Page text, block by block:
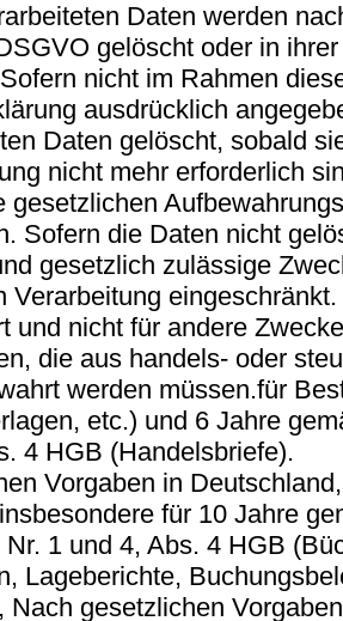
Daten werden
gelöscht oder in
nicht im Rahmen
ausdrücklich
Daten gelöscht, sobald
nicht mehr erforderlich
gesetzlichen
Sofern die Daten nicht
gesetzlich zulässige
Verarbeitung
und nicht für andere
die aus handels- oder
werden müssen.für
etc.) und 6 Jahre
4 HGB (Handelsbriefe).
Vorgaben in
für 10 Jahre
1 und 4, Abs. 4 HGB
Lageberichte,
Nach gesetzlichen